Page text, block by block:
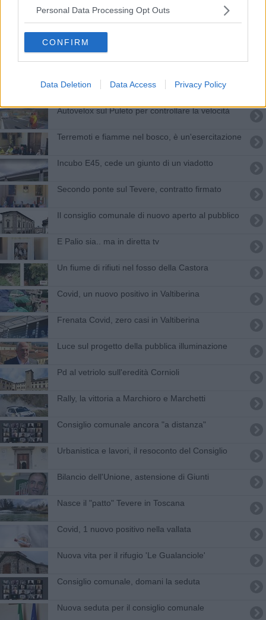
Personal Data Processing Opt Outs
CONFIRM
Data Deletion Data Access Privacy Policy
“F.C.U.: quale futuro per il nostro territorio?”
Il Comune vende due terreni all'asta
Nuovo ponte sul Tevere, pubblicato il bando
Autovelox sul Puleto per controllare la velocità
Terremoti e fiamme nel bosco, è un'esercitazione
Incubo E45, cede un giunto di un viadotto
Secondo ponte sul Tevere, contratto firmato
Il consiglio comunale di nuovo aperto al pubblico
E Palio sia.. ma in diretta tv
Un fiume di rifiuti nel fosso della Castora
Covid, un nuovo positivo in Valtiberina
Frenata Covid, zero casi in Valtiberina
Luce sul progetto della pubblica illuminazione
Pd al vetriolo sull'eredità Cornioli
Rally, la vittoria a Marchioro e Marchetti
Consiglio comunale ancora "a distanza"
Urbanistica e lavori, il resoconto del Consiglio
Bilancio dell'Unione, astensione di Giunti
Nasce il "patto" Tevere in Toscana
Covid, 1 nuovo positivo nella vallata
Nuova vita per il rifugio 'Le Gualanciole'
Consiglio comunale, domani la seduta
​Nuova seduta per il consiglio comunale